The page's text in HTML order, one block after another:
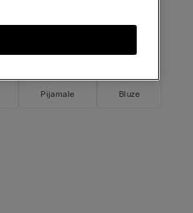
Pijamale Bluze